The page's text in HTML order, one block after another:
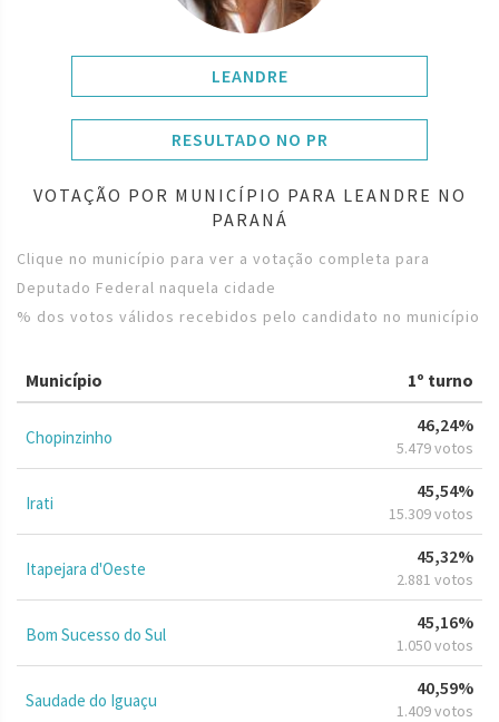
LEANDRE
RESULTADO NO PR
VOTAÇÃO POR MUNICÍPIO PARA LEANDRE NO
PARANÁ
Clique no município para ver a votação completa para
Deputado Federal naquela cidade
% dos votos válidos recebidos pelo candidato no município
Município 1º turno
Chopinzinho
46,24%
5.479 votos
Irati
45,54%
15.309 votos
Itapejara d'Oeste
45,32%
2.881 votos
Bom Sucesso do Sul
45,16%
1.050 votos
Saudade do Iguaçu
40,59%
1.409 votos